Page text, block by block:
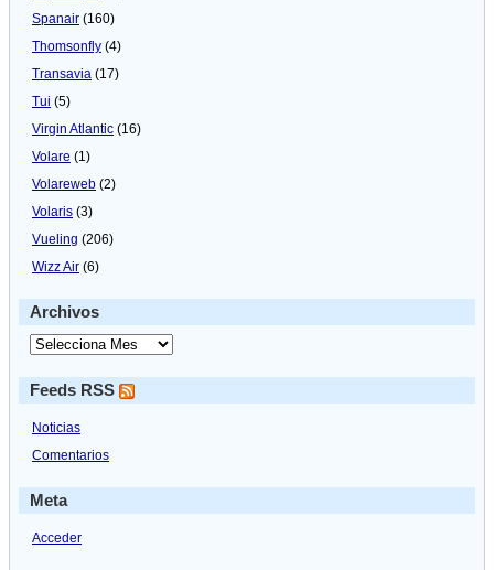
Spanair (160)
Thomsonfly (4)
Transavia (17)
Tui (5)
Virgin Atlantic (16)
Volare (1)
Volareweb (2)
Volaris (3)
Vueling (206)
Wizz Air (6)
Archivos
Feeds RSS
Noticias
Comentarios
Meta
Acceder